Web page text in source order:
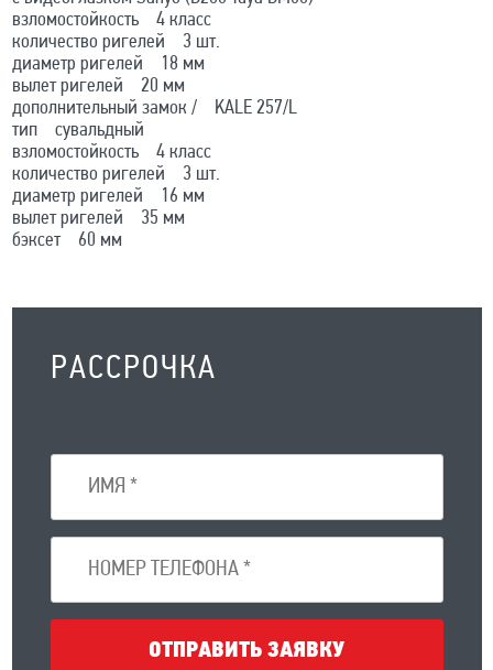
взломостойкость 4 класс
количество ригелей 3 шт.
диаметр ригелей 18 мм
вылет ригелей 20 мм
дополнительный замок / KALE 257/L
тип сувальдный
взломостойкость 4 класс
количество ригелей 3 шт.
диаметр ригелей 16 мм
вылет ригелей 35 мм
бэксет 60 мм
РАССРОЧКА
ОТПРАВИТЬ ЗАЯВКУ